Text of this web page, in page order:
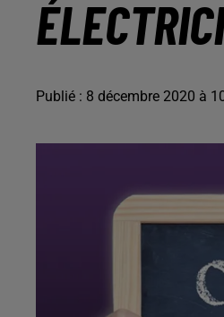
Publié : 8 décembre 2020 à